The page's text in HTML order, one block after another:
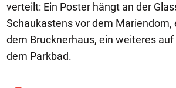
verteilt: Ein Poster hängt an der
Schaukastens vor dem Mariendom,
dem Brucknerhaus, ein weiteres
dem Parkbad.